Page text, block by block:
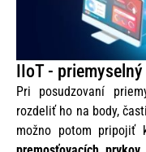
IIoT -
Pri posudzovaní
rozdeliť ho na body,
možno potom pripojiť